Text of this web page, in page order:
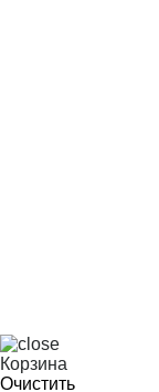
Корзина
Очистить